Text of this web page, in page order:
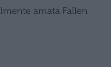
amata Fallen